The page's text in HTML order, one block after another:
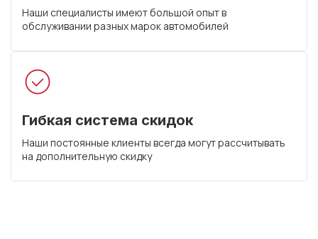
Наши специалисты имеют большой опыт в
обслуживании разных марок автомобилей
Гибкая система скидок
Наши постоянные клиенты всегда могут рассчитывать
на дополнительную скидку